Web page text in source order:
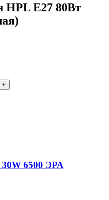
HPL E27 80Вт
30W 6500 ЭРА